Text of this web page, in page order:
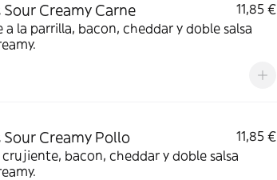
Creamy Carne
11,85 €
a la parrilla, bacon, cheddar y doble salsa
Sour Creamy Pollo
11,85 €
bacon, cheddar y doble salsa